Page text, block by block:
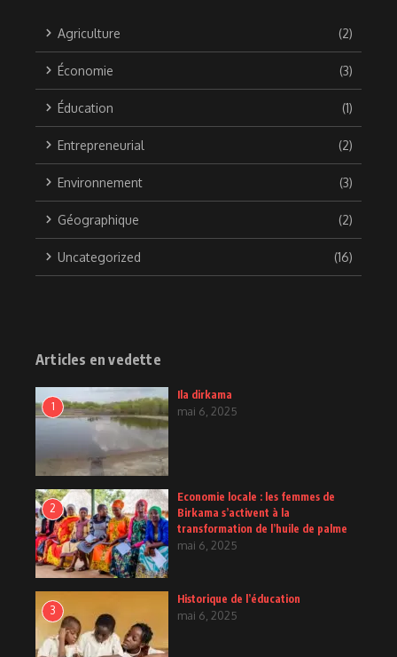
Agriculture (2)
Économie (3)
Éducation (1)
Entrepreneurial (2)
Environnement (3)
Géographique (2)
Uncategorized (16)
Articles en vedette
1
Ila dirkama
mai 6, 2025
2
Economie locale : les femmes de
Birkama s’activent à la
transformation de l’huile de palme
mai 6, 2025
3
Historique de l’éducation
mai 6, 2025